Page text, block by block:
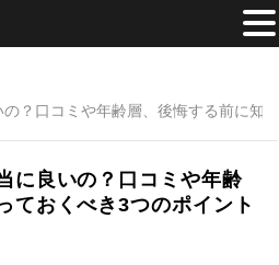
？口コミや年齢層、後悔する前に知
に良いの？口コミや年齢
ておくべき3つのポイント